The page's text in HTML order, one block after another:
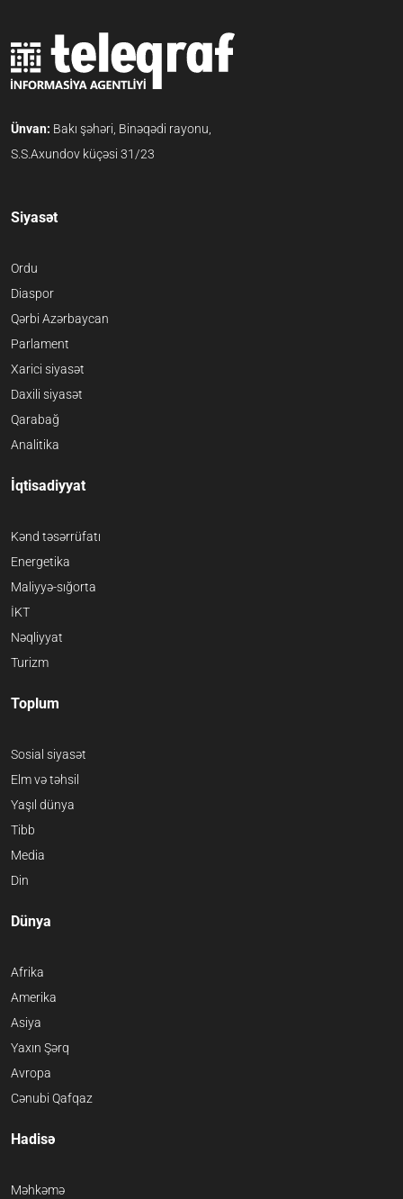
Ünvan: Bakı şəhəri, Binəqədi rayonu,
S.S.Axundov küçəsi 31/23
Siyasət
Ordu
Diaspor
Qərbi Azərbaycan
Parlament
Xarici siyasət
Daxili siyasət
Qarabağ
Analitika
İqtisadiyyat
Kənd təsərrüfatı
Energetika
Maliyyə-sığorta
İKT
Nəqliyyat
Turizm
Toplum
Sosial siyasət
Elm və təhsil
Yaşıl dünya
Tibb
Media
Din
Dünya
Afrika
Amerika
Asiya
Yaxın Şərq
Avropa
Cənubi Qafqaz
Hadisə
Məhkəmə